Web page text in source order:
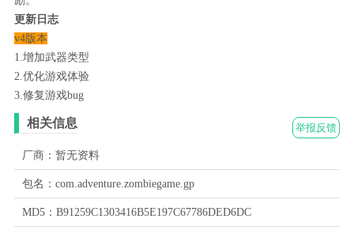
更新日志
v4版本
1.增加武器类型
2.优化游戏体验
3.修复游戏bug
举报反馈
相关信息
厂商：暂无资料
包名：com.adventure.zombiegame.gp
MD5：B91259C1303416B5E197C67786DED6DC